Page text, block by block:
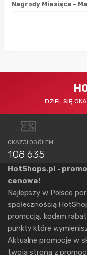
Nagrody Miesiąca -
DZIEL SIĘ
OKAZJI OGÓŁEM
108 635
HotShops.pl -
cenowe!
Najlepszy w Polsce
społecznością
promocją, kodem
punkty które
Aktualne promocje w
twoja strona z